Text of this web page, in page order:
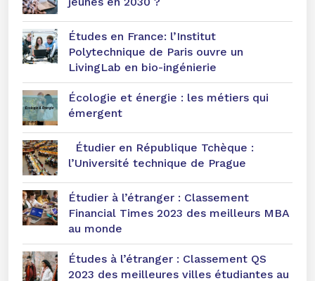
Études en France: l’Institut
Polytechnique de Paris ouvre un
LivingLab en bio-ingénierie
Écologie et énergie : les métiers qui
émergent
Étudier en République Tchèque :
l’Université technique de Prague
Étudier à l’étranger : Classement
Financial Times 2023 des meilleurs MBA
au monde
Études à l’étranger : Classement QS
2023 des meilleures villes étudiantes au